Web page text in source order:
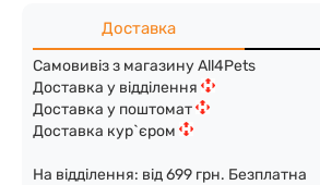
Доставка
Самовивіз з магазину All4Pets
Доставка у відділення
Доставка у поштомат
Доставка кур`єром
На відділення: від 699 грн. Безплатна